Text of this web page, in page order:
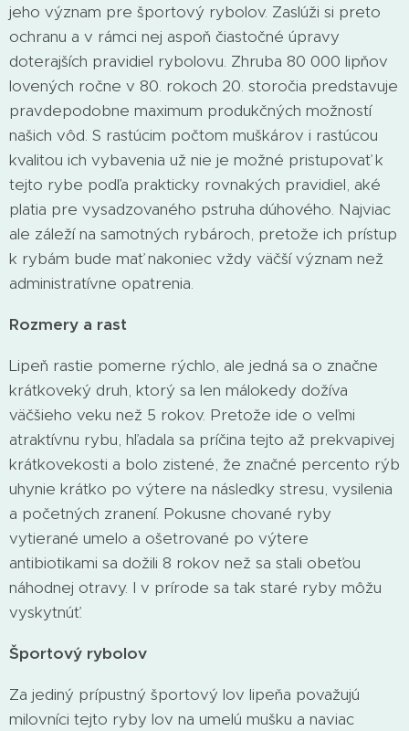
jeho význam pre športový rybolov. Zaslúži si preto
ochranu a v rámci nej aspoň čiastočné úpravy
doterajších pravidiel rybolovu. Zhruba 80 000 lipňov
lovených ročne v 80. rokoch 20. storočia predstavuje
pravdepodobne maximum produkčných možností
našich vôd. S rastúcim počtom muškárov i rastúcou
kvalitou ich vybavenia už nie je možné pristupovať k
tejto rybe podľa prakticky rovnakých pravidiel, aké
platia pre vysadzovaného pstruha dúhového. Najviac
ale záleží na samotných rybároch, pretože ich prístup
k rybám bude mať nakoniec vždy väčší význam než
administratívne opatrenia.
Rozmery a rast
Lipeň rastie pomerne rýchlo, ale jedná sa o značne
krátkoveký druh, ktorý sa len málokedy dožíva
väčšieho veku než 5 rokov. Pretože ide o veľmi
atraktívnu rybu, hľadala sa príčina tejto až prekvapivej
krátkovekosti a bolo zistené, že značné percento rýb
uhynie krátko po výtere na následky stresu, vysilenia
a početných zranení. Pokusne chované ryby
vytierané umelo a ošetrované po výtere
antibiotikami sa dožili 8 rokov než sa stali obeťou
náhodnej otravy. I v prírode sa tak staré ryby môžu
vyskytnúť.
Športový rybolov
Za jediný prípustný športový lov lipeňa považujú
milovníci tejto ryby lov na umelú mušku a naviac